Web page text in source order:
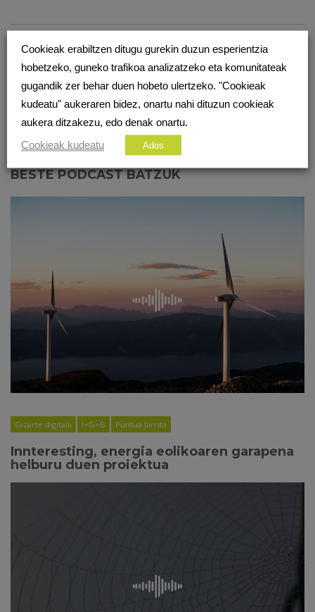
GAMERREKIN LIGATZEKO ESALDIAK
Hurrengo artikulua
.EUS DOMEINUA NAZIOARTEAN
BESTE PODCAST BATZUK
Gizarte digitala I+G+B Puntua Jarrita
Innteresting, energia eolikoaren garapena
helburu duen proiektua
Cookieak erabiltzen ditugu gurekin duzun esperientzia
hobetzeko, guneko trafikoa analizatzeko eta komunitateak
gugandik zer behar duen hobeto ulertzeko. "Cookieak
kudeatu" aukeraren bidez, onartu nahi dituzun cookieak
aukera ditzakezu, edo denak onartu.
Cookieak kudeatu
Ados